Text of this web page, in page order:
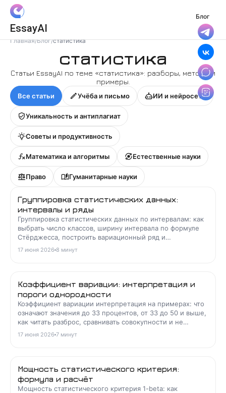
EssayAI
Блог
Главная/Блог/статистика
статистика
Статьи EssayAI по теме «статистика»: разборы, методы и
примеры.
Все статьи Учёба и письмо ИИ и нейросети
Уникальность и антиплагиат
Советы и продуктивность
Математика и алгоритмы Естественные науки
Право Гуманитарные науки
Группировка статистических данных:
интервалы и ряды
Группировка статистических данных по интервалам: как
выбрать число классов, ширину интервала по формуле
Стёрджесса, построить вариационный ряд и
гистограмму.
17 июня 2026 8 минут
Коэффициент вариации: интерпретация и
пороги однородности
Коэффициент вариации интерпретация на примерах: что
означают значения до 33 процентов, от 33 до 50 и выше,
как читать разброс, сравнивать совокупности и не
ошибаться при отрицательном среднем.
17 июня 2026 7 минут
Мощность статистического критерия:
формула и расчёт
Мощность статистического критерия 1-beta: как
Войти с Яндекс ID
Войти с VK ID
Согласие на обработку
персональных данных
и принимаю условия
Политики конфиденциальности
Правила пользования сервисом